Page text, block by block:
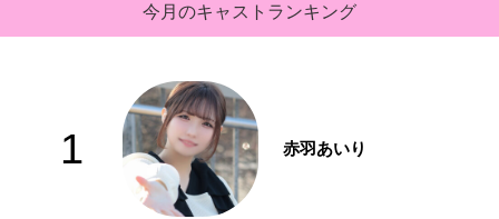
今月のキャストランキング
1 赤羽あいり